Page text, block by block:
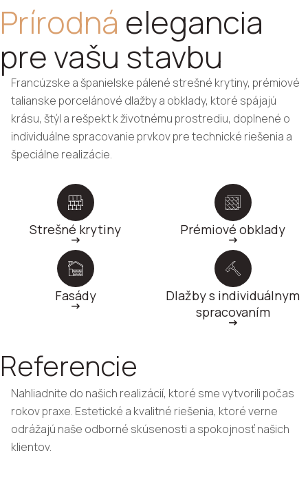
Prírodná elegancia
pre vašu stavbu
Francúzske a španielske pálené strešné krytiny, prémiové
talianske porcelánové dlažby a obklady, ktoré spájajú
krásu, štýl a rešpekt k životnému prostrediu, doplnené o
individuálne spracovanie prvkov pre technické riešenia a
špeciálne realizácie.
Strešné krytiny Prémiové obklady
Fasády
Dlažby s individuálnym
spracovaním
Referencie
Nahliadnite do našich realizácií, ktoré sme vytvorili počas
rokov praxe. Estetické a kvalitné riešenia, ktoré verne
odrážajú naše odborné skúsenosti a spokojnosť našich
klientov.